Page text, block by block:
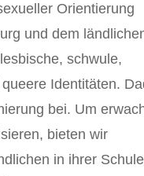
Orientierung
und dem
schwule,
Identitäten.
bei. Um
bieten wir
in ihrer